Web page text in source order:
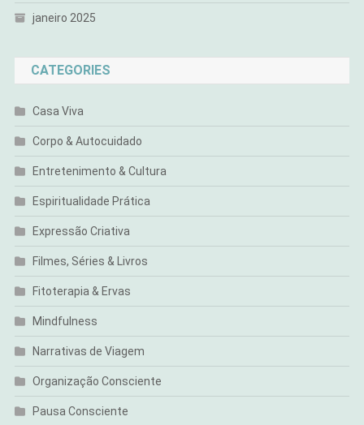
janeiro 2025
CATEGORIES
Casa Viva
Corpo & Autocuidado
Entretenimento & Cultura
Espiritualidade Prática
Expressão Criativa
Filmes, Séries & Livros
Fitoterapia & Ervas
Mindfulness
Narrativas de Viagem
Organização Consciente
Pausa Consciente